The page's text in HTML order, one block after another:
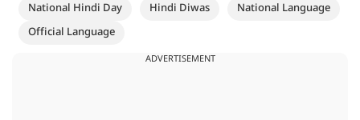
National Hindi Day Hindi Diwas
National Language
Official Language
ADVERTISEMENT